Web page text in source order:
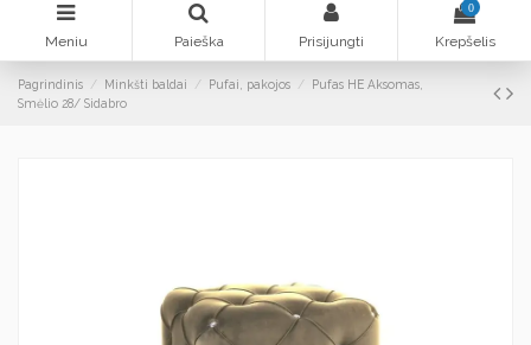
Meniu Paieška Prisijungti
0
Krepšelis
Pagrindinis Minkšti baldai Pufai, pakojos
Pufas HE Aksomas,
Smėlio 28/ Sidabro